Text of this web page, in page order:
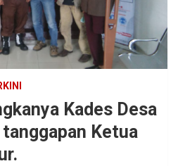
Kades Desa
Ketua